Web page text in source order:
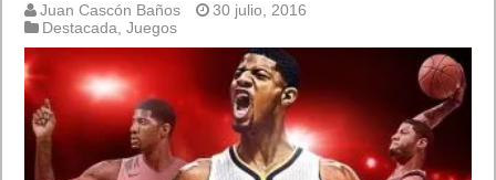
Juan Cascón Baños
30 julio, 2016
Destacada ,Juegos